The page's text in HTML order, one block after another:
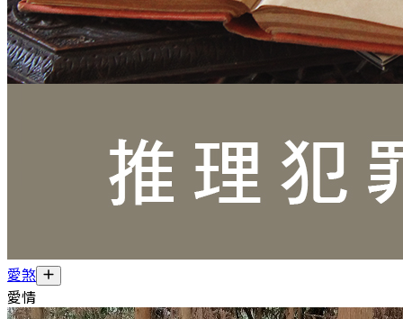
愛煞
愛情